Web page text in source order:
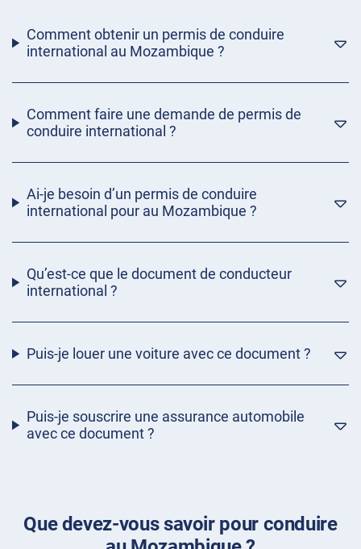
Comment obtenir un permis de conduire
international au Mozambique ?
Comment faire une demande de permis de
conduire international ?
Ai-je besoin d’un permis de conduire
international pour au Mozambique ?
Qu’est-ce que le document de conducteur
international ?
Puis-je louer une voiture avec ce document ?
Puis-je souscrire une assurance automobile
avec ce document ?
Que devez-vous savoir pour conduire